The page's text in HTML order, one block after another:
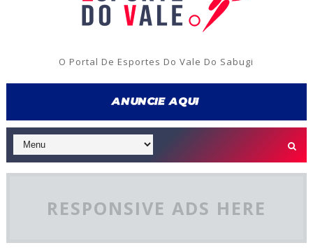
O Portal De Esportes Do Vale Do Sabugi
RESPONSIVE ADS HERE